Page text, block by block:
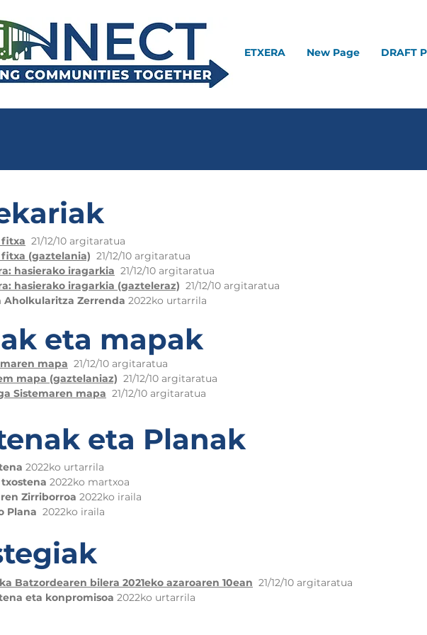
ETXERA New Page DRAFT
fitxa 21/12/10 argitaratua
(gaztelania) 21/12/10 argitaratua
hasierako iragarkia 21/12/10 argitaratua
hasierako iragarkia (gazteleraz) 21/12/10 argitaratua
Aholkularitza Zerrenda 2022ko urtarrila
eta mapak
mapa 21/12/10 argitaratua
mapa (gaztelaniaz) 21/12/10 argitaratua
Sistemaren mapa 21/12/10 argitaratua
eta Planak
2022ko urtarrila
2022ko martxoa
Zirriborroa 2022ko iraila
Plana 2022ko iraila
Batzordearen bilera 2021eko azaroaren 10ean 21/12/10 argitaratua
eta konpromisoa 2022ko urtarrila